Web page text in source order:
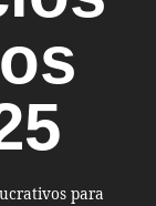
para